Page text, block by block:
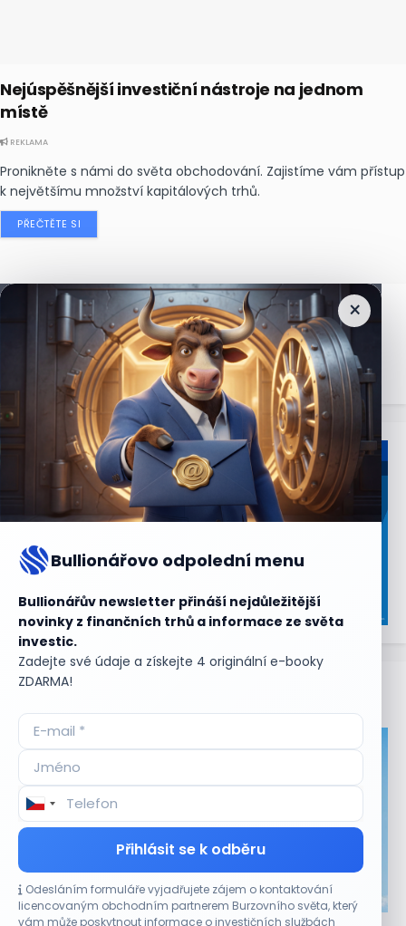
Nejúspěšnější investiční nástroje na jednom
místě
REKLAMA
Pronikněte s námi do světa obchodování. Zajistíme vám přístup
k největšímu množství kapitálových trhů.
PŘEČTĚTE SI
×
Bullionářovo odpolední menu
Bullionářův newsletter přináší nejdůležitější
novinky z finančních trhů a informace ze světa
investic.
Zadejte své údaje a získejte 4 originální e-booky
ZDARMA!
Přihlásit se k odběru
Odesláním formuláře vyjadřujete zájem o kontaktování
licencovaným obchodním partnerem Burzovního světa, který
vám může poskytnout informace o investičních službách
Nejčtenějšízprávy
Aktuální
CO HÝBE TRHEM